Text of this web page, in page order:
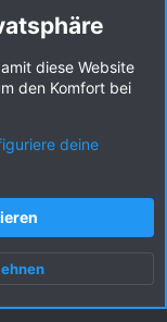
Oben Unten
diese Website
den Komfort bei
deine